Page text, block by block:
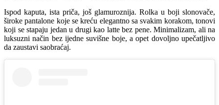
Ispod kaputa, ista priča, još glamuroznija. Rolka u boji slonovače,
široke pantalone koje se kreću elegantno sa svakim korakom, tonovi
koji se stapaju jedan u drugi kao latte bez pene. Minimalizam, ali na
luksuzni način bez ijedne suvišne boje, a opet dovoljno upečatljivo
da zaustavi saobraćaj.